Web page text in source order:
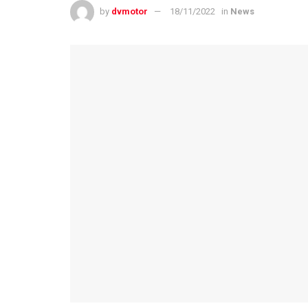
by dvmotor 18/11/2022 in News